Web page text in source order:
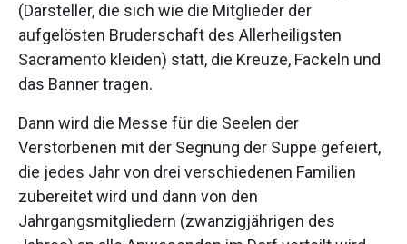
(Darsteller, die sich wie die Mitglieder der
aufgelösten Bruderschaft des Allerheiligsten
Sacramento kleiden) statt, die Kreuze, Fackeln und
das Banner tragen.
Dann wird die Messe für die Seelen der
Verstorbenen mit der Segnung der Suppe gefeiert,
die jedes Jahr von drei verschiedenen Familien
zubereitet wird und dann von den
Jahrgangsmitgliedern (zwanzigjährigen des